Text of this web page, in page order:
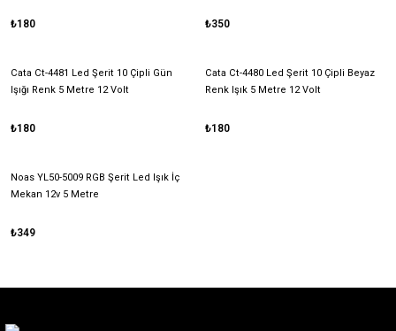
₺180 ₺350
Cata Ct-4481 Led Şerit 10 Çipli Gün
Işığı Renk 5 Metre 12 Volt
₺180
Cata Ct-4480 Led Şerit 10 Çipli Beyaz
Renk Işık 5 Metre 12 Volt
₺180
Noas YL50-5009 RGB Şerit Led Işık İç
Mekan 12v 5 Metre
₺349